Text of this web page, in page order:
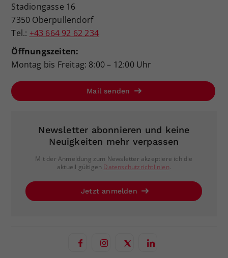
Stadiongasse 16
7350 Oberpullendorf
Tel.: +43 664 92 62 234
Öffnungszeiten:
Montag bis Freitag: 8:00 – 12:00 Uhr
Mail senden
Newsletter abonnieren und keine
Neuigkeiten mehr verpassen
Mit der Anmeldung zum Newsletter akzeptiere ich die
aktuell gültigen Datenschutzrichtlinien.
Jetzt anmelden